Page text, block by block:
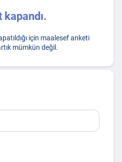
kapandı.
için maalesef anketi
mümkün değil.